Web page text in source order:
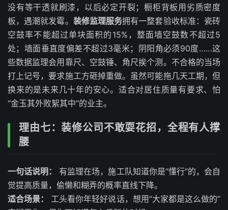
没有等干透就刷漆，以后必定开裂；橱柜背板用劣质密度
板，遇潮就发霉。 装修监理服务拥有一整套验收标准：瓷砖
空鼓率不能超过单块面积的15%，整面墙空鼓数不超过5
处；墙面垂直度偏差不超过3毫米；阴阳角必须90度……这
些数据监理会用靠尺、空鼓锤、角尺挨个测。不合格的当场
打上记号，要求施工方砸掉重做。虽然可能拖几天工期，但
换来的是未来几十年的安心。适合对居住质量有要求、怕
“金玉其外败絮其中”的业主。
理由七：装修公司不敢耍花招，全程有人撑
腰
一句话说明：
有监理在场，施工队知道你是“懂行”的，会自
觉提高质量，偷懒和糊弄的概率直线下降。
适合场景：
工头看你年轻好说话，想用“大家都是这么做的”